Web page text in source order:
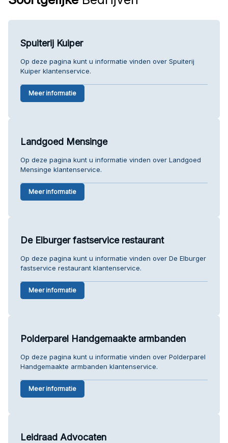
Spuiterij Kuiper
Op deze pagina kunt u informatie vinden over Spuiterij
Kuiper klantenservice.
Meer informatie
Landgoed Mensinge
Op deze pagina kunt u informatie vinden over Landgoed
Mensinge klantenservice.
Meer informatie
De Elburger fastservice restaurant
Op deze pagina kunt u informatie vinden over De Elburger
fastservice restaurant klantenservice.
Meer informatie
Polderparel Handgemaakte armbanden
Op deze pagina kunt u informatie vinden over Polderparel
Handgemaakte armbanden klantenservice.
Meer informatie
Leidraad Advocaten